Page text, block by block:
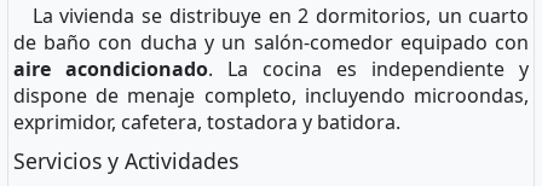
La vivienda se distribuye en 2 dormitorios, un cuarto
de baño con ducha y un salón-comedor equipado con
aire acondicionado. La cocina es independiente y
dispone de menaje completo, incluyendo microondas,
exprimidor, cafetera, tostadora y batidora.
Servicios y Actividades